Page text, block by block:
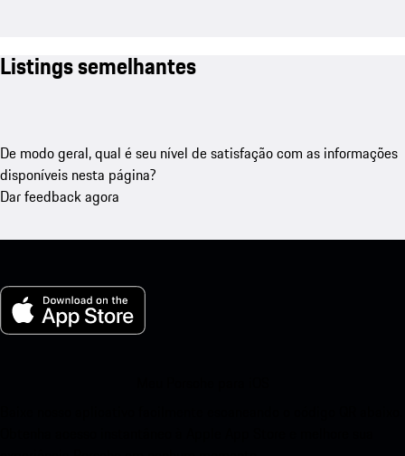
Listings semelhantes
De modo geral, qual é seu nível de satisfação com as informações
disponíveis nesta página?
Dar feedback agora